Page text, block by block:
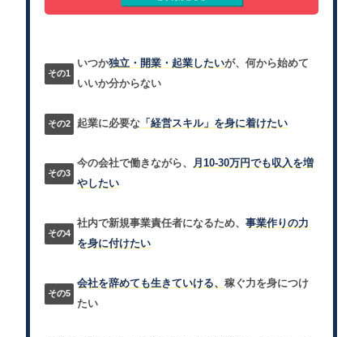
いつか独立・開業・起業したいが、何から始めて
いいか分からない
起業に必要な 「経営スキル」を身に着けたい
今の会社で働きながら、
月10-30万円でも収入を増
やしたい
社内で新規事業責任者になるため、事業作りの力
を身に付けたい
会社を辞めても生きていける、稼ぐ力を身につけ
たい